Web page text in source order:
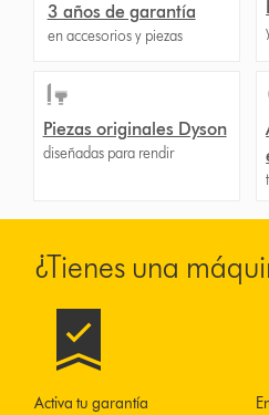
3 años de garantía
en accesorios y piezas
Piezas originales Dyson
diseñadas para rendir
¿Tienes una
Activa tu garantía